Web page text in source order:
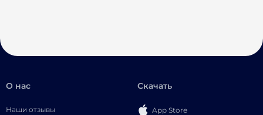
О нас
Наши отзывы
Скачать
App Store